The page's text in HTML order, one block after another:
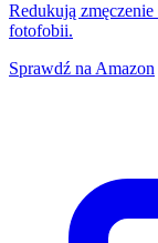
Redukują
fotofobii.
Sprawdź na Amazon